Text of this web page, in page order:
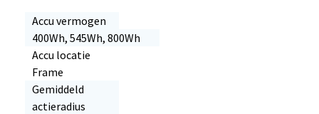
Accu vermogen
400Wh, 545Wh, 800Wh
Accu locatie
Frame
Gemiddeld
actieradius